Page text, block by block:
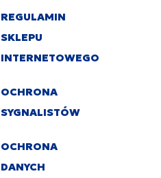
REGULAMIN
SKLEPU
INTERNETOWEGO
OCHRONA
SYGNALISTÓW
OCHRONA
DANYCH